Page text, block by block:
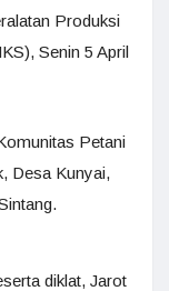
Produksi
Senin 5 April
Petani
Desa Kunyai,
diklat, Jarot